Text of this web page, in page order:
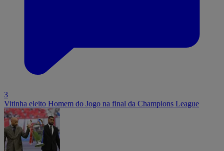
3
Vitinha eleito Homem do Jogo na final da Champions League